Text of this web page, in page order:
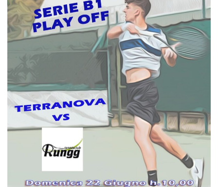
Attività
Struttura
Wheelchair
News
Rassegna Stampa
Contatti